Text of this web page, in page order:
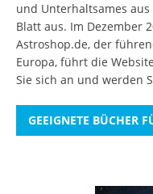
und Unterhaltsames
Blatt aus. Im Dezember
Astroshop.de, der
Europa, führt die
Sie sich an und werden
GEEIGNETE BÜCHER